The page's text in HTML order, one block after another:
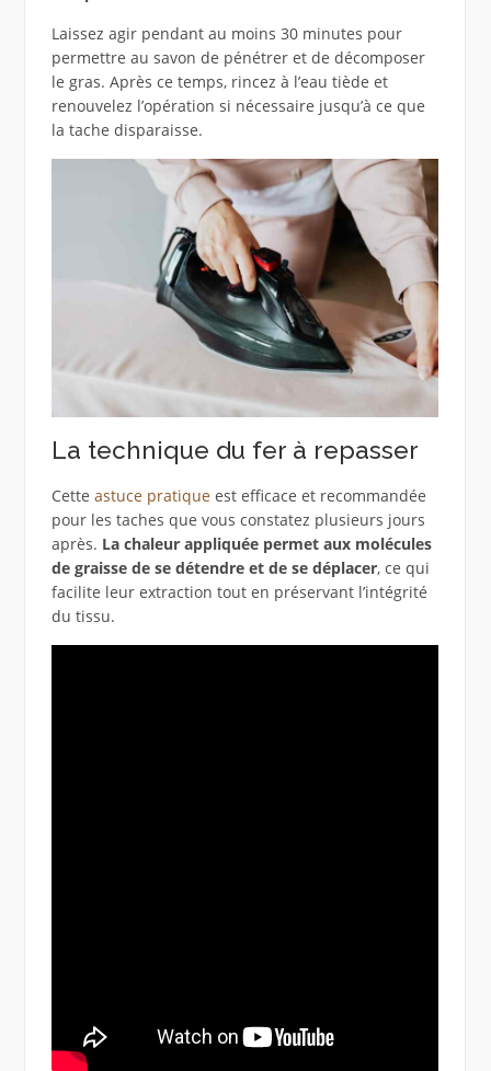
Laissez agir pendant au moins 30 minutes pour
permettre au savon de pénétrer et de décomposer
le gras. Après ce temps, rincez à l’eau tiède et
renouvelez l’opération si nécessaire jusqu’à ce que
la tache disparaisse.
La technique du fer à repasser
Cette astuce pratiqueest efficace et recommandée
pour les taches que vous constatez plusieurs jours
après. La chaleur appliquée permet aux molécules
de graisse de se détendre et de se déplacer, ce qui
facilite leur extraction tout en préservant l’intégrité
du tissu.